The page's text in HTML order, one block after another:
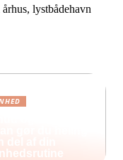
lystbådehavn
del af din